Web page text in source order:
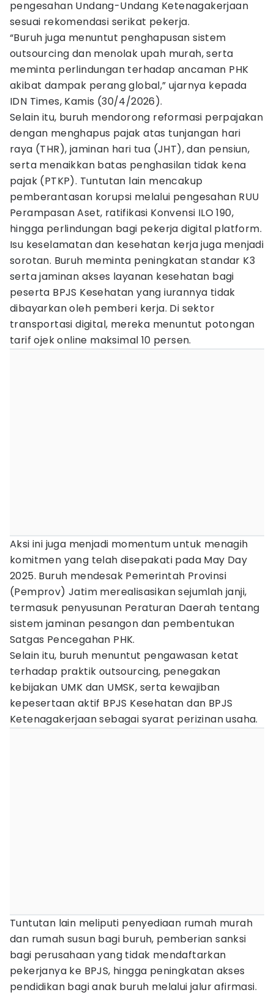
pengesahan Undang-Undang Ketenagakerjaan
sesuai rekomendasi serikat pekerja.
“Buruh juga menuntut penghapusan sistem
outsourcing dan menolak upah murah, serta
meminta perlindungan terhadap ancaman PHK
akibat dampak perang global,” ujarnya kepada
IDN Times, Kamis (30/4/2026).
Selain itu, buruh mendorong reformasi perpajakan
dengan menghapus pajak atas tunjangan hari
raya (THR), jaminan hari tua (JHT), dan pensiun,
serta menaikkan batas penghasilan tidak kena
pajak (PTKP). Tuntutan lain mencakup
pemberantasan korupsi melalui pengesahan RUU
Perampasan Aset, ratifikasi Konvensi ILO 190,
hingga perlindungan bagi pekerja digital platform.
Isu keselamatan dan kesehatan kerja juga menjadi
sorotan. Buruh meminta peningkatan standar K3
serta jaminan akses layanan kesehatan bagi
peserta BPJS Kesehatan yang iurannya tidak
dibayarkan oleh pemberi kerja. Di sektor
transportasi digital, mereka menuntut potongan
tarif ojek online maksimal 10 persen.
Aksi ini juga menjadi momentum untuk menagih
komitmen yang telah disepakati pada May Day
2025. Buruh mendesak Pemerintah Provinsi
(Pemprov) Jatim merealisasikan sejumlah janji,
termasuk penyusunan Peraturan Daerah tentang
sistem jaminan pesangon dan pembentukan
Satgas Pencegahan PHK.
Selain itu, buruh menuntut pengawasan ketat
terhadap praktik outsourcing, penegakan
kebijakan UMK dan UMSK, serta kewajiban
kepesertaan aktif BPJS Kesehatan dan BPJS
Ketenagakerjaan sebagai syarat perizinan usaha.
Tuntutan lain meliputi penyediaan rumah murah
dan rumah susun bagi buruh, pemberian sanksi
bagi perusahaan yang tidak mendaftarkan
pekerjanya ke BPJS, hingga peningkatan akses
pendidikan bagi anak buruh melalui jalur afirmasi.